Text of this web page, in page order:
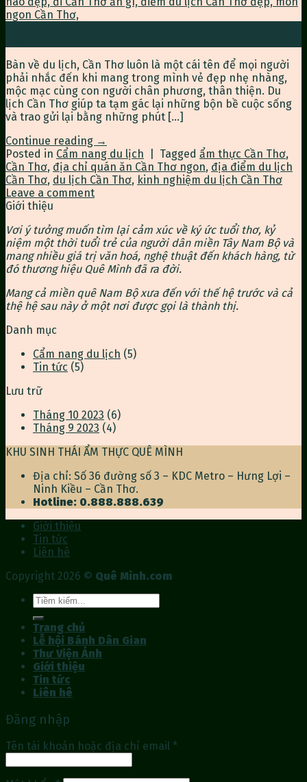
Bàn về du lịch, Cần Thơ luôn là một cái tên để mọi người
phải nhắc đến khi mang trong mình vẻ đẹp nhẹ nhàng,
mộc mạc cùng con người chân phương, thân thiện. Du
lịch Cần Thơ giúp ta tạm gác lại những bộn bề cuộc sống
và trao gửi lại bằng những phút […]
Continue reading →
Posted in Cẩm nang du lịch Tagged ẩm thực Cần Thơ,
Cần Thơ, địa chỉ quán ăn Cần Thơ ngon, địa điểm du lịch
Cần Thơ, du lịch Cần Thơ, kinh nghiệm du lịch Cần Thơ
Leave a comment
Giới thiệu
Vơi ý tưởng muốn tìm lại cảm xúc về ký ức tuổi thơ, kỷ
niệm một thời tuổi trẻ của người dân miền Tây Nam Bộ và
mang nhiều giá trị văn hoá, nghệ thuật đến khách hàng, từ
đó thương hiệu Quê Mình đã ra đời.
Mang cả miền quê Nam Bộ xưa đến với thế hệ trước và cả
thệ hệ sau này ở một nơi được gọi là thành thị.
Danh mục
Cẩm nang du lịch (5)
Tin tức (5)
Lưu trữ
Tháng 10 2023 (6)
Tháng 9 2023 (4)
KHU SINH THÁI ẨM THỰC QUÊ MÌNH
Địa chỉ: Số 36 đường số 3 – KDC Metro – Hưng Lợi –
Ninh Kiều – Cần Thơ.
Hotline: 0.888.888.639
Giới thiệu
Tin tức
Liên hê
Copyright 2026 © Quê Mình.com
Tìm
kiếm:
Trang chủ
Lễ hội Bánh Dân Gian
Thư Viện Ảnh
Giới thiệu
Tin tức
Liên hê
Đăng nhập
Tên tài khoản hoặc địa chỉ email *